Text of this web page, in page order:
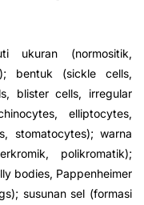
ukuran (normositik,
bentuk (sickle cells,
blister cells, irregular
elliptocytes,
stomatocytes); warna
polikromatik);
bodies, Pappenheimer
susunan sel (formasi